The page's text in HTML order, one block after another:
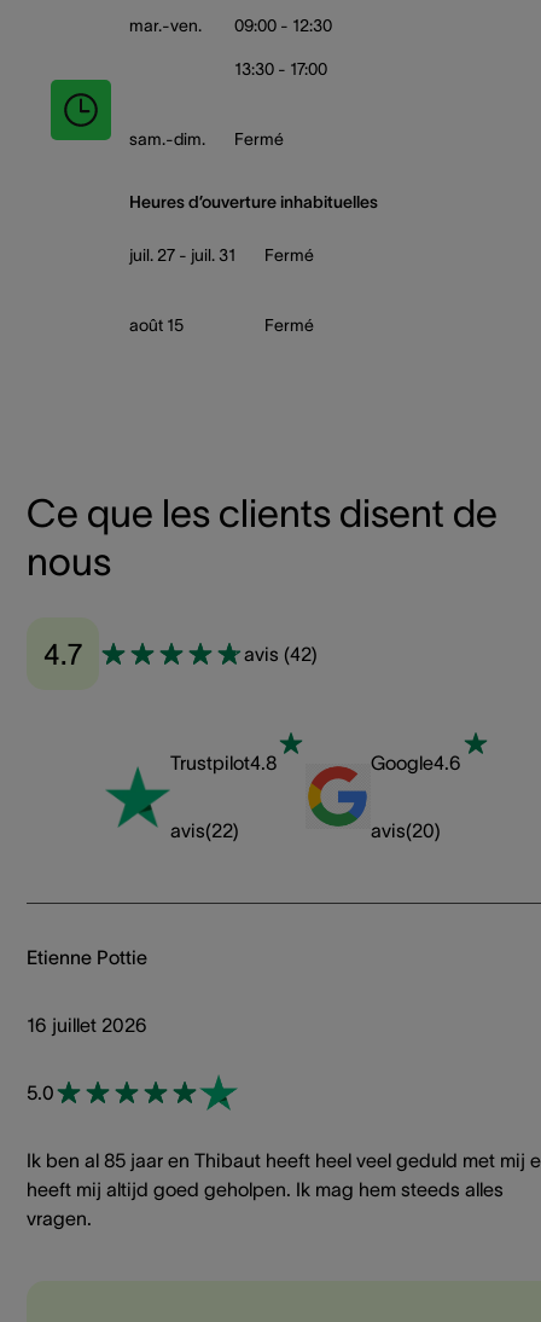
mar.-ven. 09:00 - 12:30
13:30 - 17:00
sam.-dim. Fermé
Heures d’ouverture inhabituelles
juil. 27 - juil. 31 Fermé
août 15 Fermé
Ce que les clients disent de
nous
4.7 avis (42)
Trustpilot4.8
avis(22)
Google4.6
avis(20)
Etienne Pottie
16 juillet 2026
5.0
Ik ben al 85 jaar en Thibaut heeft heel veel geduld met mij
heeft mij altijd goed geholpen. Ik mag hem steeds alles
vragen.